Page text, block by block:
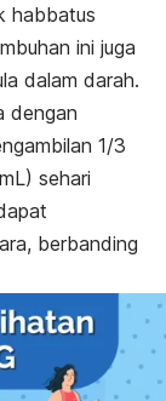
habbatus
ini juga
dalam darah.
dengan
1/3
sehari
berbanding